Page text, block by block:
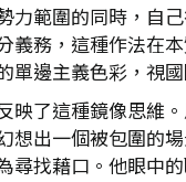
力範圍的同時，自
義務，這種作法在
單邊主義色彩，視
映了這種鏡像思維
想出一個被包圍的
尋找藉口。他眼中